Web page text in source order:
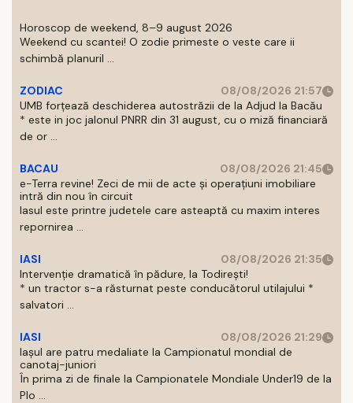
Horoscop de weekend, 8–9 august 2026
Weekend cu scantei! O zodie primeste o veste care ii
schimbă planuril ...
ZODIAC
08/08/2026 21:57
UMB forțează deschiderea autostrăzii de la Adjud la Bacău
* este in joc jalonul PNRR din 31 august, cu o miză financiară
de or ...
BACAU
08/08/2026 21:45
e-Terra revine! Zeci de mii de acte și operațiuni imobiliare
intră din nou în circuit
Iasul este printre judetele care asteaptă cu maxim interes
repornirea ...
IASI
08/08/2026 21:35
Intervenție dramatică în pădure, la Todirești!
* un tractor s-a răsturnat peste conducătorul utilajului *
salvatori ...
IASI
08/08/2026 21:29
Iaşul are patru medaliate la Campionatul mondial de
canotaj-juniori
În prima zi de finale la Campionatele Mondiale Under19 de la
Plo ...